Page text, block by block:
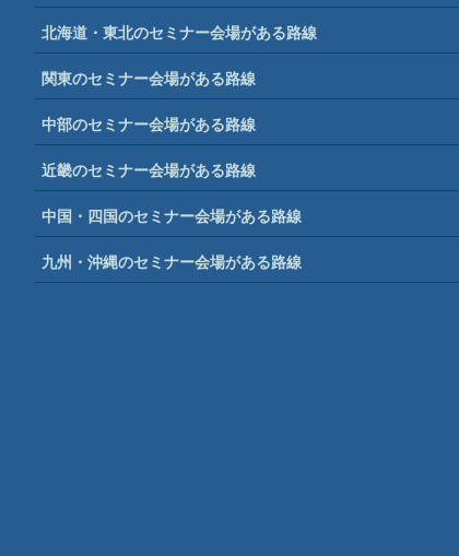
北海道・東北のセミナー会場がある路線
関東のセミナー会場がある路線
中部のセミナー会場がある路線
近畿のセミナー会場がある路線
中国・四国のセミナー会場がある路線
九州・沖縄のセミナー会場がある路線